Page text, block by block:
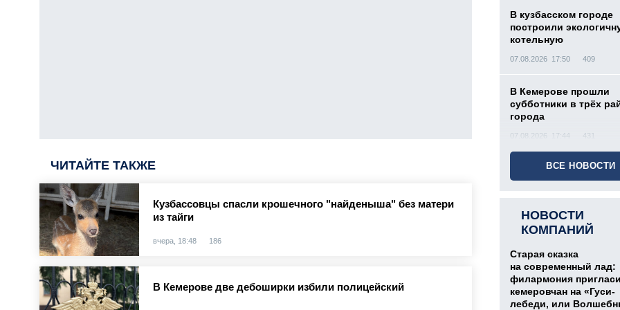
ЧИТАЙТЕ ТАКЖЕ
Кузбассовцы спасли крошечного "найденыша" без матери
из тайги
вчера, 18:48 186
В Кемерове две дебоширки избили полицейский
В кузбасском городе
построили
котельную
07.08.2026 17:50 409
В Кемерове прошли
субботники в трёх
города
07.08.2026 17:44 431
ВСЕ НОВОСТИ
НОВОСТИ
КОМПАНИЙ
Старая сказка
на современный лад:
филармония
кемеровчан на «Гуси-
лебеди, или